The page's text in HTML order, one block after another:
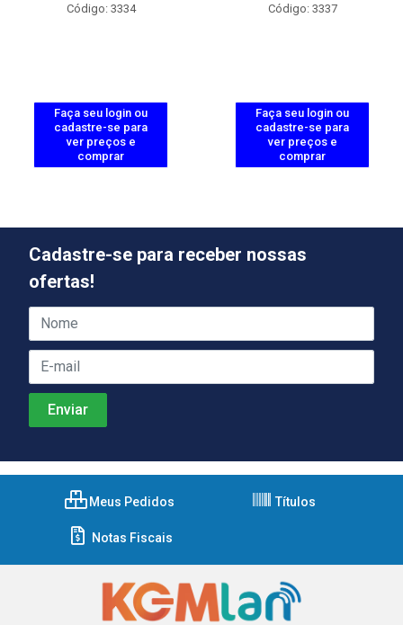
Código: 3334
Faça seu login ou
cadastre-se para
ver preços e
comprar
Código: 3337
Faça seu login ou
cadastre-se para
ver preços e
comprar
Cadastre-se para receber nossas
ofertas!
Meus Pedidos Títulos
Notas Fiscais